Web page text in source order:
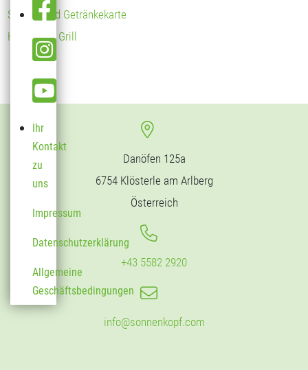
Ihr
Kontakt
zu
uns
Impressum
Datenschutzerklärung
Allgemeine
Geschäftsbedingungen
Speise- und Getränkekarte
Hendl vom Grill
Danöfen 125a
6754 Klösterle am Arlberg
Österreich
+43 5582 2920
info@sonnenkopf.com